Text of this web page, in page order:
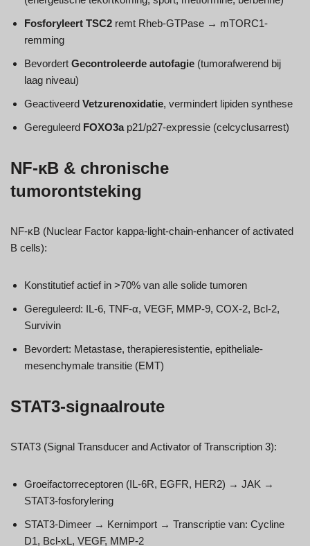
Fosforyleert TSC2 remt Rheb-GTPase → mTORC1-
remming
Bevordert Gecontroleerde autofagie (tumorafwerend bij
laag niveau)
Geactiveerd Vetzurenoxidatie, vermindert lipiden synthese
Gereguleerd FOXO3ap21/p27-expressie (celcyclusarrest)
NF-κB & chronische
tumorontsteking
NF-κB (Nuclear Factor kappa-light-chain-enhancer of activated
B cells):
Konstitutief actief in >70% van alle solide tumoren
Gereguleerd: IL-6, TNF-α, VEGF, MMP-9, COX-2, Bcl-2,
Survivin
Bevordert: Metastase, therapieresistentie, epitheliale-
mesenchymale transitie (EMT)
STAT3-signaalroute
STAT3 (Signal Transducer and Activator of Transcription 3):
Groeifactorreceptoren (IL-6R, EGFR, HER2) → JAK →
STAT3-fosforylering
STAT3-Dimeer → Kernimport → Transcriptie van: Cycline
D1, Bcl-xL, VEGF, MMP-2